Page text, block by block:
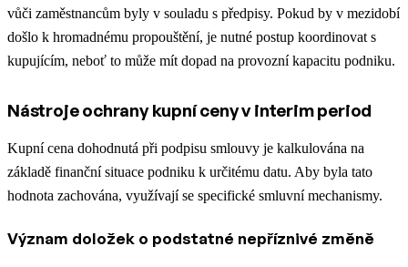
vůči zaměstnancům byly v souladu s předpisy. Pokud by v mezidobí
došlo k hromadnému propouštění, je nutné postup koordinovat s
kupujícím, neboť to může mít dopad na provozní kapacitu podniku.
Nástroje ochrany kupní ceny v interim period
Kupní cena dohodnutá při podpisu smlouvy je kalkulována na
základě finanční situace podniku k určitému datu. Aby byla tato
hodnota zachována, využívají se specifické smluvní mechanismy.
Význam doložek o podstatné nepříznivé změně